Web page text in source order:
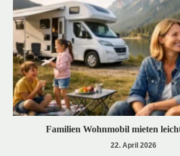
Familien Wohnmobil mieten
22. April 2026